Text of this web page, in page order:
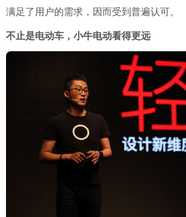
满足了用户的需求，因而受到普遍认可。
不止是电动车，小牛电动看得更远